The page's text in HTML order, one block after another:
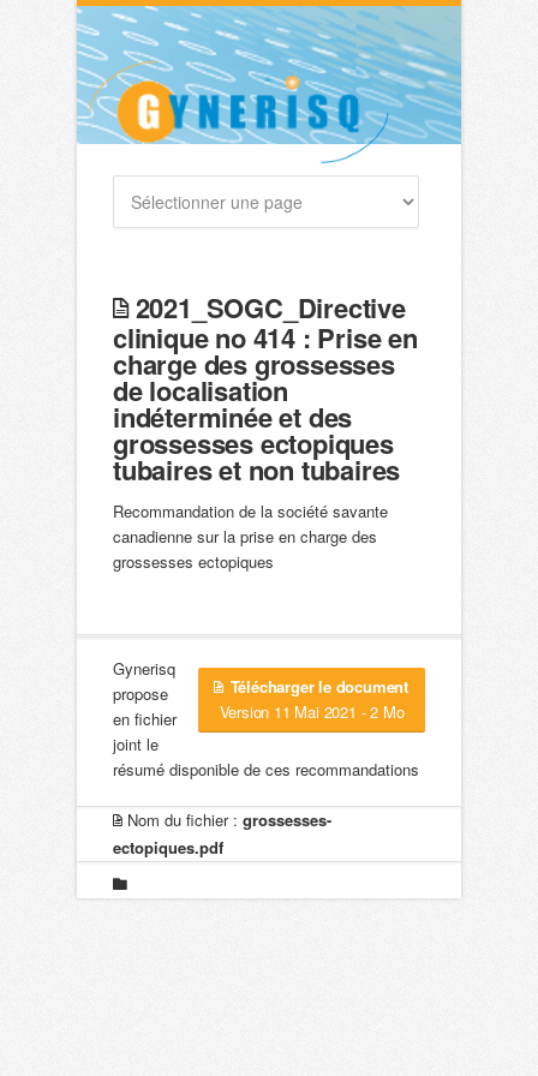
2021_SOGC_Directive
clinique no 414 : Prise en
charge des grossesses
de localisation
indéterminée et des
grossesses ectopiques
tubaires et non tubaires
Recommandation de la société savante
canadienne sur la prise en charge des
grossesses ectopiques
Télécharger le document
Version 11 Mai 2021 - 2 Mo
Gynerisq
propose
en fichier
joint le
résumé disponible de ces recommandations
Nom du fichier : grossesses-
ectopiques.pdf